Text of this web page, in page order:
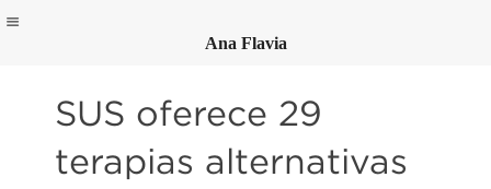
contentSUS oferece 29
terapias alternativas
Ana Flavia